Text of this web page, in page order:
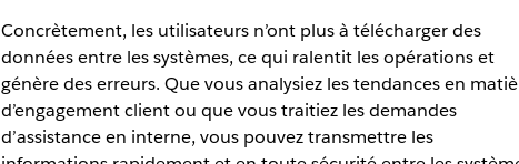
Concrètement, les utilisateurs n’ont plus à télécharger des
données entre les systèmes, ce qui ralentit les opérations et
génère des erreurs. Que vous analysiez les tendances en
d’engagement client ou que vous traitiez les demandes
d’assistance en interne, vous pouvez transmettre les